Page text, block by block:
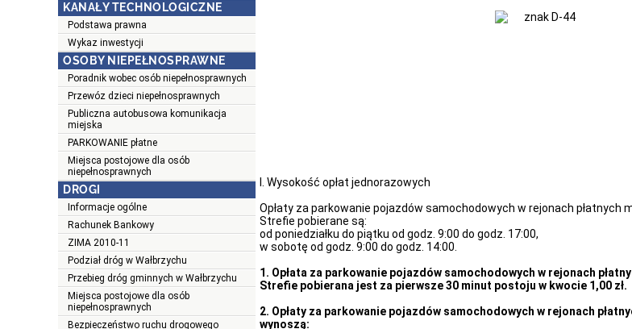
KANAŁY TECHNOLOGICZNE
Podstawa prawna
Wykaz inwestycji
OSOBY NIEPEŁNOSPRAWNE
Poradnik wobec osób niepełnosprawnych
Przewóz dzieci niepełnosprawnych
Publiczna autobusowa komunikacja
miejska
PARKOWANIE płatne
Miejsca postojowe dla osób
niepełnosprawnych
DROGI
Informacje ogólne
Rachunek Bankowy
ZIMA 2010-11
Podział dróg w Wałbrzychu
Przebieg dróg gminnych w Wałbrzychu
Miejsca postojowe dla osób
niepełnosprawnych
Bezpieczeństwo ruchu drogowego
I. Wysokość opłat jednorazowych
Opłaty za parkowanie pojazdów samochodowych w rejonach płatnych
Strefie pobierane są:
od poniedziałku do piątku od godz. 9:00 do godz. 17:00,
w sobotę od godz. 9:00 do godz. 14:00.
1. Opłata za parkowanie pojazdów samochodowych w rejonach
Strefie pobierana jest za pierwsze 30 minut postoju w kwocie 1,00 zł.
2. Opłaty za parkowanie pojazdów samochodowych w rejonach
wynoszą: